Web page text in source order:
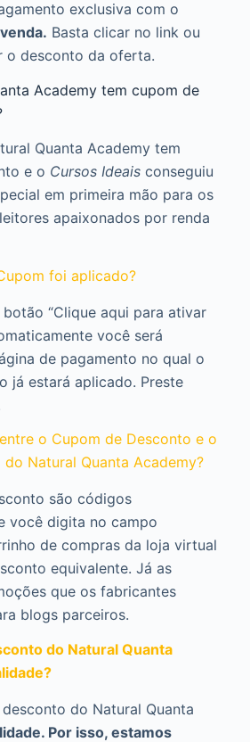
exclusiva com o
Basta clicar no link ou
o desconto da oferta.
Academy tem cupom de
Quanta Academy tem
e o Cursos Ideaisconseguiu
em primeira mão para os
apaixonados por renda
foi aplicado?
“Clique aqui para ativar
você será
de pagamento no qual o
já estará aplicado. Preste
o Cupom de Desconto e o
Natural Quanta Academy?
são códigos
você digita no campo
de compras da loja virtual
equivalente. Já as
que os fabricantes
blogs parceiros.
do Natural Quanta
do Natural Quanta
Por isso, estamos